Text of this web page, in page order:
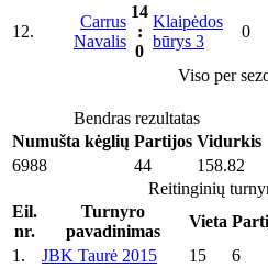
12.
Carrus
Navalis
14
:
0
Klaipėdos
būrys 3
0
Viso per
Bendras rezultatas
Numušta kėglių Partijos Vidurkis
6988
44
158.82
Reitinginių
Eil.
nr.
Turnyro
pavadinimas
Vieta
1.
JBK Taurė 2015 15 6